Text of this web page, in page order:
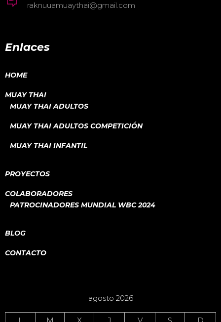
raknuuamuaythai@gmail.com
Enlaces
HOME
MUAY THAI
MUAY THAI ADULTOS
MUAY THAI ADULTOS COMPETICIÓN
MUAY THAI INFANTIL
PROYECTOS
COLABORADORES
PATROCINADORES MUNDIAL WBC 2024
BLOG
CONTACTO
agosto 2026